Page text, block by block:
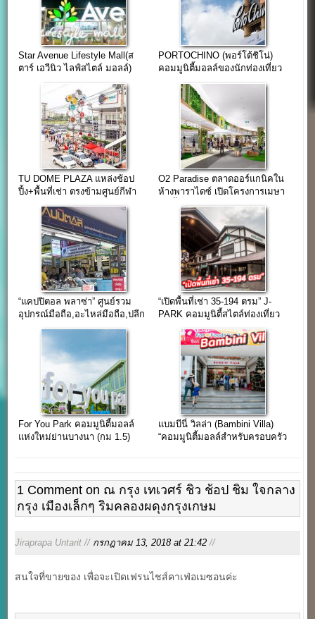
Star Avenue Lifestyle Mall(ส
ตาร์ เอวีนิว ไลฟ์สไตล์ มอลล์)
PORTOCHINO (พอร์โต้ชิโน่)
คอมมูนิตี้มอลล์ของนักท่องเที่ยว
TU DOME PLAZA แหล่งช้อป
ปิ้ง+พื้นที่เช่า ตรงข้ามศูนย์กีฬา
O2 Paradise ตลาดออร์แกนิคใน
ห้างพาราไดซ์ เปิดโครงการเมษา
“แคปปิตอล พลาซ่า” ศูนย์รวม
อุปกรณ์มือถือ,อะไหล่มือถือ,ปลีก
และส่ง ใจกลางย่านคลองถม
เสือป่า
“เปิดพื้นที่เช่า 35-194 ตรม” J-
PARK คอมมูนิตี้สไตล์ท่องเที่ยว
แหล่งช้อปใกล้กรุงเทพฯ
For You Park คอมมูนิตี้มอลล์
แห่งใหม่ย่านบางนา (กม 1.5)
แบมบีนี่ วิลล่า (Bambini Villa)
“คอมมูนิตี้มอลล์สำหรับครอบครัว
1 Comment on ณ กรุง เทเวศร์ ชิว ช้อป ชิม ใจกลาง
กรุง เมืองเล็กๆ ริมคลองผดุงกรุงเกษม
Jiraprapa Untarit // กรกฎาคม 13, 2018 at 21:42 //
สนใจที่ขายของ เพื่อจะเปิดเฟรนไชส์คาเฟ่อเมซอนค่ะ